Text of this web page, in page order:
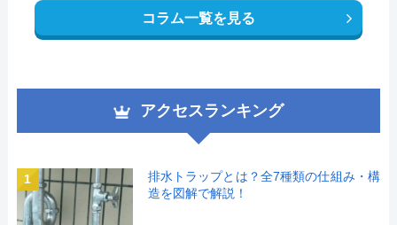
コラム一覧を見る
アクセスランキング
1
排水トラップとは？全7種類の仕組み・構
造を図解で解説！